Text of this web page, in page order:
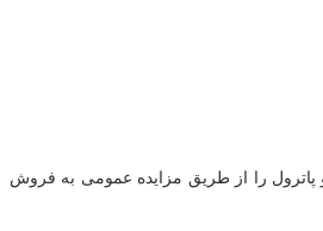
ولوو و تعداد ۶ دستگاه خودروی سبک وانت پیکان، مزدا و پاترول را از طریق مزایده عمومی به فروش